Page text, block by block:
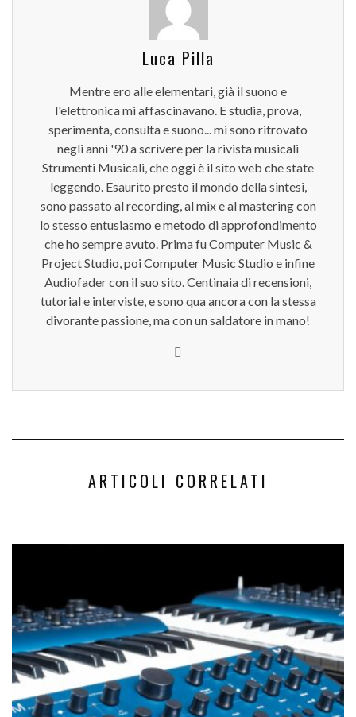
Luca Pilla
Mentre ero alle elementari, già il suono e
l'elettronica mi affascinavano. E studia, prova,
sperimenta, consulta e suono... mi sono ritrovato
negli anni '90 a scrivere per la rivista musicali
Strumenti Musicali, che oggi è il sito web che state
leggendo. Esaurito presto il mondo della sintesi,
sono passato al recording, al mix e al mastering con
lo stesso entusiasmo e metodo di approfondimento
che ho sempre avuto. Prima fu Computer Music &
Project Studio, poi Computer Music Studio e infine
Audiofader con il suo sito. Centinaia di recensioni,
tutorial e interviste, e sono qua ancora con la stessa
divorante passione, ma con un saldatore in mano!
ARTICOLI CORRELATI